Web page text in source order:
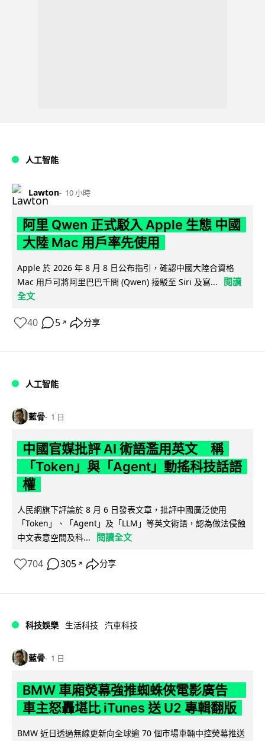
人工智能
Lawton 10 小時
阿里 Qwen 正式駁入 Apple 生態 中國
大陸 Mac 用戶率先使用
Apple 於 2026 年 8 月 8 日公布指引，確認中國大陸合資格
Mac 用戶可將阿里巴巴千問 (Qwen) 接駁至 Siri 及寫...
閱讀
全文
40 5 ↗ 分享
人工智能
藍骨 1 日
中國官媒批評 AI 術語濫用英文 稱
「Token」與「Agent」動搖科技話語
權
人民網旗下評論於 8 月 6 日發表文章，批評中國廣泛使用
「Token」、「Agent」及「LLM」等英文術語，認為做法侵蝕
中文表意空間及科...
閱讀全文
704 305 ↗ 分享
科技娛樂 生活科技 汽車科技
藍骨 1 日
BMW 車廂熒幕強推蜘蛛俠電影廣告
車主怒轟堪比 iTunes 送 U2 專輯翻版
BMW 近日透過無線更新向全球逾 70 個市場車輛中控熒幕推送